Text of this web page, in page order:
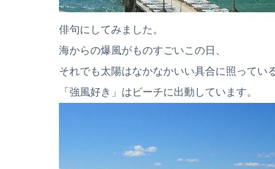
俳句にしてみました。
海からの爆風がものすごいこの日、
それでも太陽はなかなかいい具合に照ってい
「強風好き」はビーチに出動しています。